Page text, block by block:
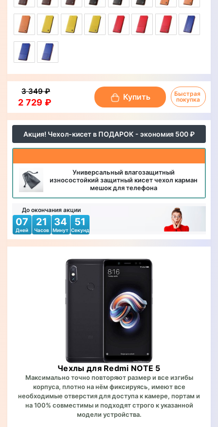
Акция! Чехол-кисет в ПОДАРОК - экономия 500 ₽
Универсальный влагозащитный
износостойкий защитный кисет чехол карман
мешок для телефона
До окончания акции
07
Дней
21
Часов
34
Минут
49
Секунд
Чехлы для Redmi NOTE 5
Максимально точно повторяют размер и все изгибы
корпуса, плотно на нём фиксируясь, имеют все
необходимые отверстия для доступа к камере, портам и
на 100% совместимы и подходят строго к указанной
модели устройства.
2 729 ₽
3 349 ₽
Купить
Быстрая
покупка